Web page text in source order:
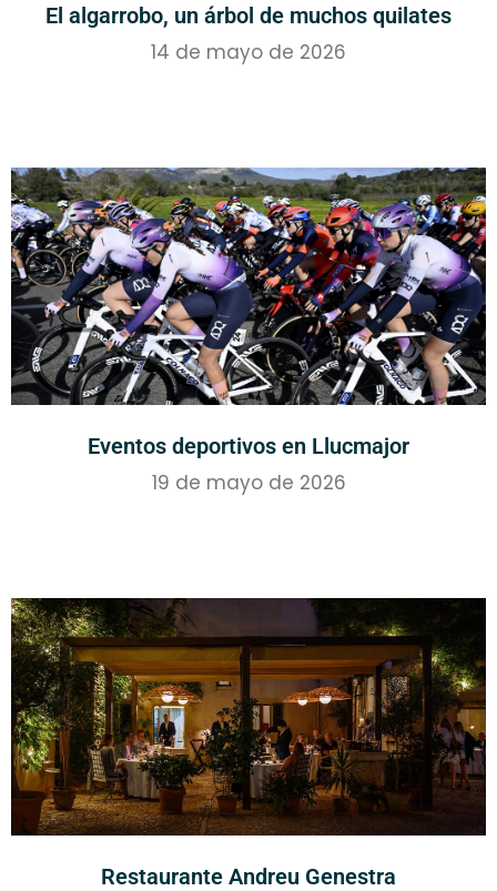
El algarrobo, un árbol de muchos quilates
14 de mayo de 2026
Eventos deportivos en Llucmajor
19 de mayo de 2026
Restaurante Andreu Genestra